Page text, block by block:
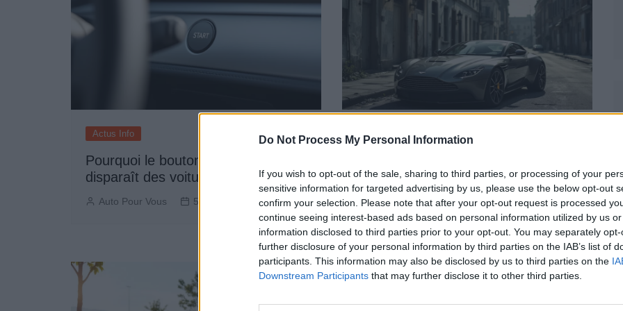
Do Not Process My Personal Information
If you wish to opt-out of the sale, sharing to third parties, or processing of your
sensitive information for targeted advertising by us, please use the below opt-out
confirm your selection. Please note that after your opt-out request is processed
continue seeing interest-based ads based on personal information utilized by us
information disclosed to third parties prior to your opt-out. You may separately
further disclosure of your personal information by third parties on the IAB’s list of
participants. This information may also be disclosed by us to third parties on the
Downstream Participants that may further disclose it to other third parties.
Actus Info
Pourquoi le bouton start/stop
disparaît des voitures électriques
Auto Pour Vous 5 août 2026 0
Actus Info
crise financière et bataille juridique
imminente
Auto Pour Vous 5 août 2026 0